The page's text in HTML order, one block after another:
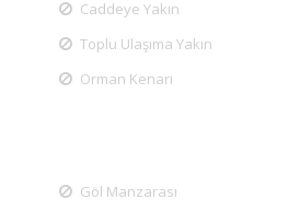
Caddeye Yakın
Toplu Ulaşıma Yakın
Orman Kenarı
Göl Manzarası